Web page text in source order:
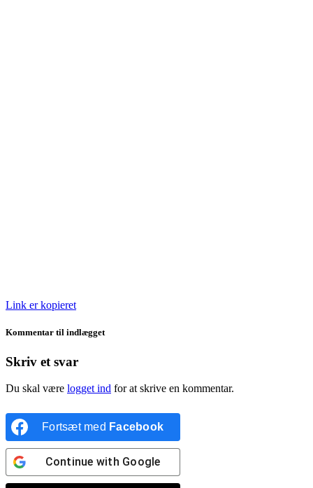
Link er kopieret
Kommentar til indlægget
Skriv et svar
Du skal være logget ind for at skrive en kommentar.
Fortsæt med Facebook
Continue with Google